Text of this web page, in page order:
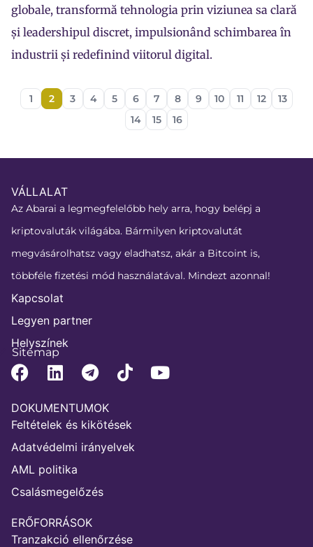
globale, transformă tehnologia prin viziunea sa clară
și leadershipul discret, impulsionând schimbarea în
industrii și redefinind viitorul digital.
1 2 3 4 5 6 7 8 9 10 11 12
13
14
15 16
VÁLLALAT
Az Abarai a legmegfelelőbb hely arra, hogy belépj a
kriptovaluták világába. Bármilyen kriptovalutát
megvásárolhatsz vagy eladhatsz, akár a Bitcoint is,
többféle fizetési mód használatával. Mindezt azonnal!
Kapcsolat
Legyen partner
Helyszínek
Sitemap
DOKUMENTUMOK
Feltételek és kikötések
Adatvédelmi irányelvek
AML politika
Csalásmegelőzés
ERŐFORRÁSOK
Tranzakció ellenőrzése